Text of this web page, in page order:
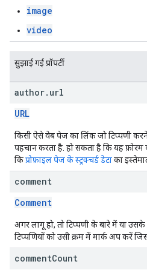
image
video
सुझाई गई प्रॉपर्टी
author. url
URL
किसी ऐसे वेब पेज का लिंक जो टिप्पणी
पहचान करता है. हो सकता है कि यह फ़ोरम
किप्रोफ़ाइल पेज के स्ट्रक्चर्ड डेटाका
comment
Comment
अगर लागू हो, तो टिप्पणी के बारे में या
टिप्पणियों को उसी क्रम में मार्क अप करें
commentCount